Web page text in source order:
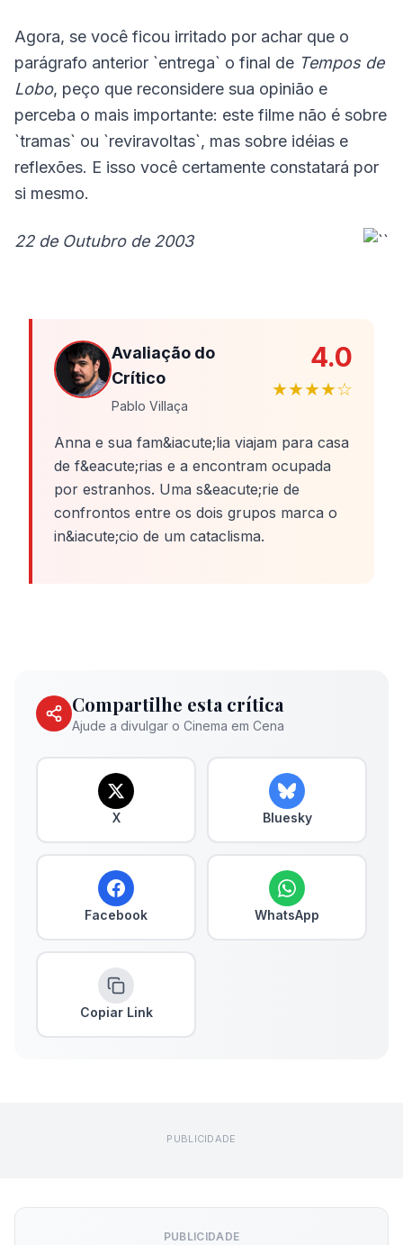
Agora, se você ficou irritado por achar que o
parágrafo anterior `entrega` o final de Tempos de
Lobo, peço que reconsidere sua opinião e
perceba o mais importante: este filme não é sobre
`tramas` ou `reviravoltas`, mas sobre idéias e
reflexões. E isso você certamente constatará por
si mesmo.
22 de Outubro de 2003
Avaliação do
Crítico
Pablo Villaça
4.0
★★★★☆
Anna e sua fam&iacute;lia viajam para casa
de f&eacute;rias e a encontram ocupada
por estranhos. Uma s&eacute;rie de
confrontos entre os dois grupos marca o
in&iacute;cio de um cataclisma.
Compartilhe esta crítica
Ajude a divulgar o Cinema em Cena
X Bluesky
Facebook WhatsApp
Copiar Link
PUBLICIDADE
PUBLICIDADE